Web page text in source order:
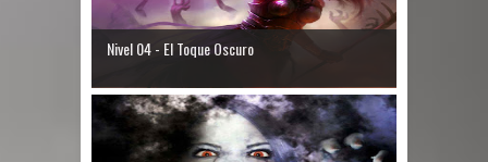
Nivel 04 - El Toque Oscuro